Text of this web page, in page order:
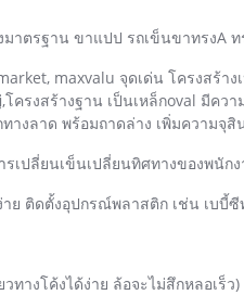
าตรฐาน ขาแปป รถเข็นขาทรงA
maxvalu จุดเด่น โครงสร้
งสร้างฐาน เป็นเหล็กoval มีคว
ลาด พร้อมถาดล่าง เพิ่มความจุสิ
ปลี่ยนเข็นเปลี่ยนทิศทางของพนัก
ย ติดตั้งอุปกรณ์พลาสติก เช่น เบบี้
างโค้งได้ง่าย ล้อจะไม่สึกหลอเร็ว)